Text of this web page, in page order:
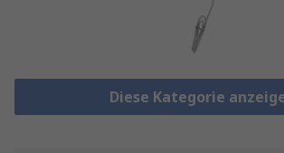
Diese Kategorie